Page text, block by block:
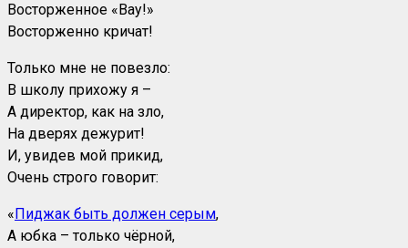
Восторженное «Вау!»
Восторженно кричат!
Только мне не повезло:
В школу прихожу я –
А директор, как на зло,
На дверях дежурит!
И, увидев мой прикид,
Очень строго говорит:
«Пиджак быть должен серым,
А юбка – только чёрной,